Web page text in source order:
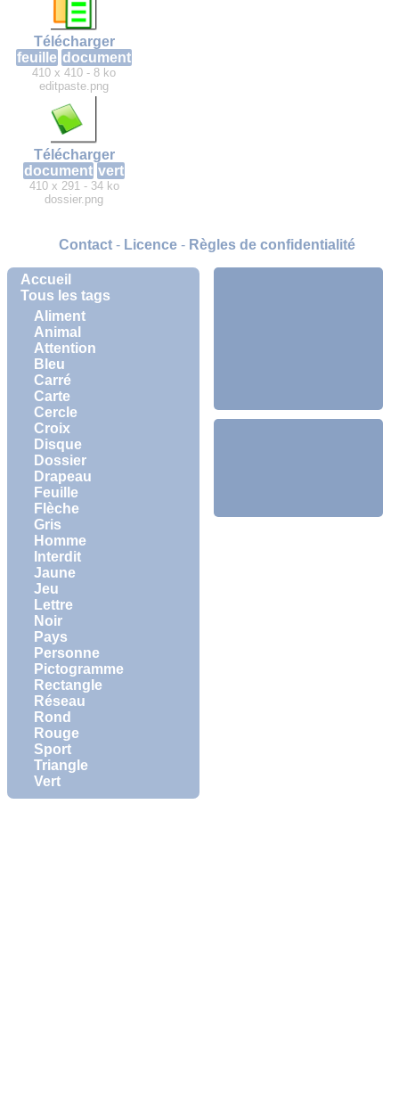
Accueil
Tous les tags
Aliment
Animal
Attention
Bleu
Carré
Carte
Cercle
Croix
Disque
Dossier
Drapeau
Feuille
Flèche
Gris
Homme
Interdit
Jaune
Jeu
Lettre
Noir
Pays
Personne
Pictogramme
Rectangle
Réseau
Rond
Rouge
Sport
Triangle
Vert
Télécharger
feuille document
410 x 410 - 8 ko
editpaste.png
Télécharger
document vert
410 x 291 - 34 ko
dossier.png
Contact- Licence- Règles de confidentialité